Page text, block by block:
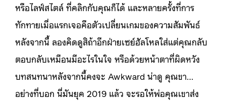
หรือไลฟ์สไตล์ ที่คลิกกับคุณก็ได้ และหลายครั้งที่การ
ทักทายเมื่อแรกเจอคือตัวเปลี่ยนเกมของความสัมพันธ์
หลังจากนี้ ลองคิดดูสิถ้าอีกฝ่ายเซย์ฮัลโหลใส่แต่คุณกลับ
ตอบกลับเหมือนมีอะไรในใจ หรือด้วยหน้าตาที่ผิดหวัง
บทสนทนาหลังจากนี้คงจะ Awkward น่าดู คุณขา…
อย่างที่บอก นี่มันยุค 2019 แล้ว จะรอให้พ่อคุณเขาส่ง